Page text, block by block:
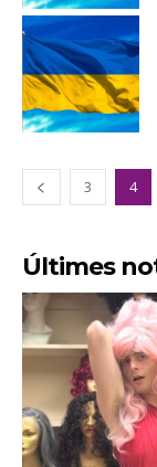
3 4
Últimes